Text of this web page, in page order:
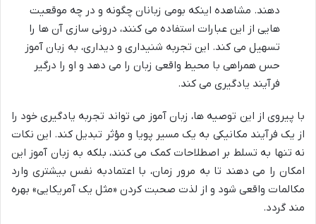
دهند. مشاهده اینکه بومی زبانان چگونه و در چه موقعیت
هایی از این عبارات استفاده می کنند، درونی سازی آن ها را
تسهیل می کند. این تجربه شنیداری و دیداری، به زبان آموز
حس همراهی با محیط واقعی زبان را می دهد و او را درگیر
فرآیند یادگیری می کند.
با پیروی از این توصیه ها، زبان آموز می تواند تجربه یادگیری خود را
از یک فرآیند مکانیکی به یک مسیر پویا و مؤثر تبدیل کند. این نکات
نه تنها به تسلط بر اصطلاحات کمک می کنند، بلکه به زبان آموز این
امکان را می دهند تا به مرور زمان، با اعتمادبه نفس بیشتری وارد
مکالمات واقعی شود و از لذت صحبت کردن «مثل یک آمریکایی» بهره
مند گردد.